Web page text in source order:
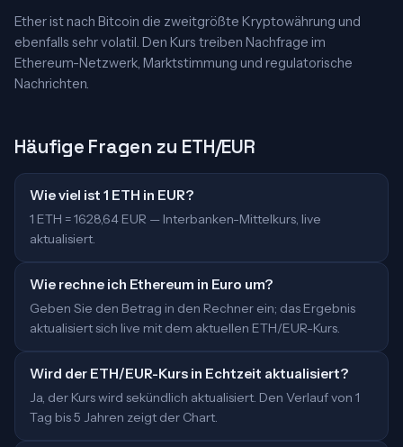
Ether ist nach Bitcoin die zweitgrößte Kryptowährung und
ebenfalls sehr volatil. Den Kurs treiben Nachfrage im
Ethereum-Netzwerk, Marktstimmung und regulatorische
Nachrichten.
Häufige Fragen zu ETH/EUR
Wie viel ist 1 ETH in EUR?
1 ETH = 1628,64 EUR — Interbanken-Mittelkurs, live
aktualisiert.
Wie rechne ich Ethereum in Euro um?
Geben Sie den Betrag in den Rechner ein; das Ergebnis
aktualisiert sich live mit dem aktuellen ETH/EUR-Kurs.
Wird der ETH/EUR-Kurs in Echtzeit aktualisiert?
Ja, der Kurs wird sekündlich aktualisiert. Den Verlauf von 1
Tag bis 5 Jahren zeigt der Chart.